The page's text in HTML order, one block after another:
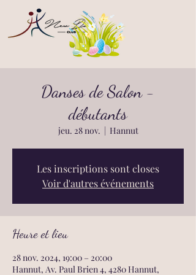
Danses de Salon -
débutants
jeu. 28 nov.
  |
Hannut
Les inscriptions sont closes
Voir d'autres événements
Heure et lieu
28 nov. 2024, 19:00 – 20:00
Hannut, Av. Paul Brien 4, 4280 Hannut,